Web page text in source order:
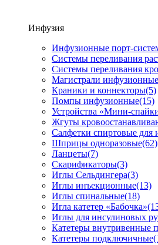
Инфузия
Инфузионные порт-
Системы переливания
Системы переливания
Магистрали инфузионные
Краники и коннекторы(5)
Помпы инфузионные(15)
Устройства «Мини-
Жгуты
Салфетки спиртовые для
Шприцы одноразовые(62)
Ланцеты(7)
Скарификаторы(3)
Иглы Сельдингера(3)
Иглы инъекционные(13)
Иглы спинальные(18)
Игла катетер «Бабочка»
Иглы для инсулиновых
Катетеры внутривенные
Катетеры подключичные